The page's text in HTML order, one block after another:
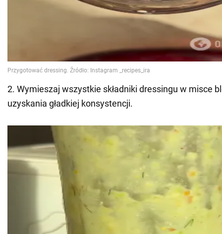
2. Wymieszaj wszystkie składniki dressingu w misce
uzyskania gładkiej konsystencji.